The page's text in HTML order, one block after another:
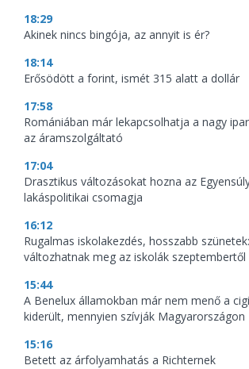
18:29
Akinek nincs bingója, az annyit is ér?
18:14
Erősödött a forint, ismét 315 alatt a dollár
17:58
Romániában már lekapcsolhatja a nagy
az áramszolgáltató
17:04
Drasztikus változásokat hozna az
lakáspolitikai csomagja
16:12
Rugalmas iskolakezdés, hosszabb
változhatnak meg az iskolák szeptembertől
15:44
A Benelux államokban már nem menő a
kiderült, mennyien szívják Magyarországon
15:16
Betett az árfolyamhatás a Richternek